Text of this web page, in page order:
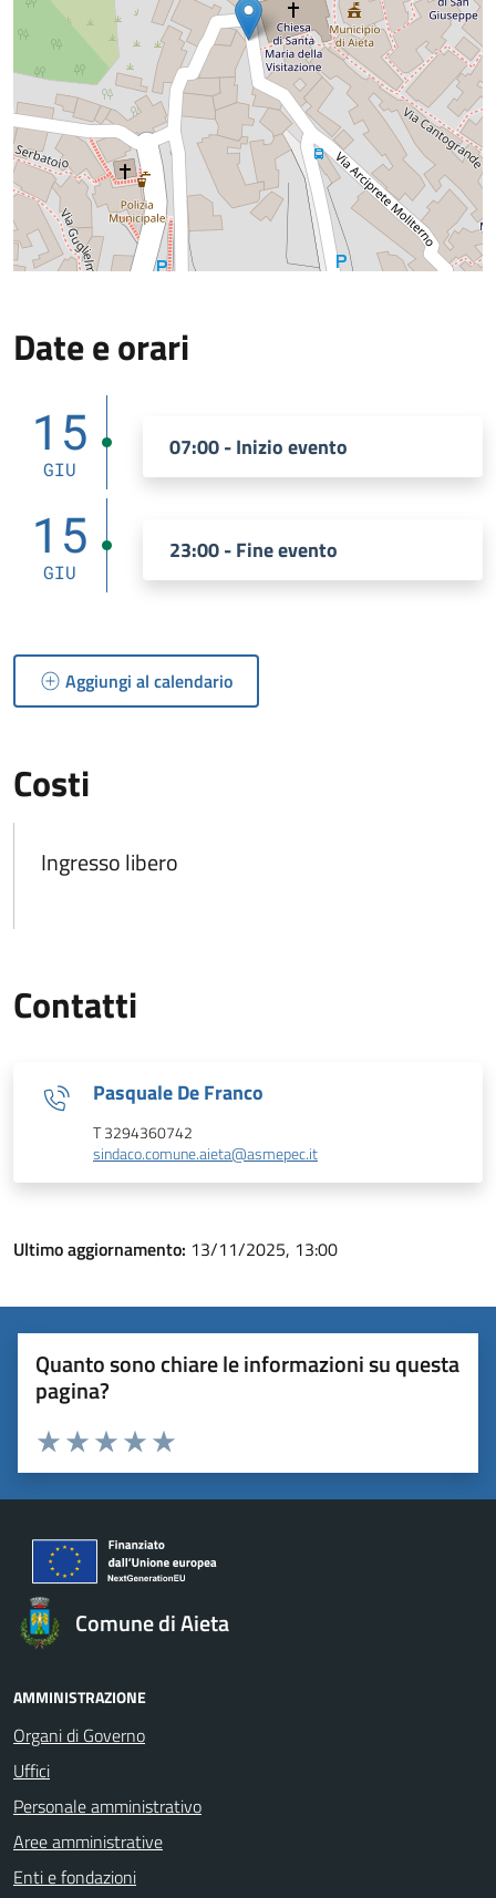
Date e orari
15
GIU
07:00 - Inizio evento
15
GIU
23:00 - Fine evento
Aggiungi al calendario
Costi
Ingresso libero
Contatti
Pasquale De Franco
T 3294360742
sindaco.comune.aieta@asmepec.it
Ultimo aggiornamento: 13/11/2025, 13:00
Quanto sono chiare le informazioni su questa
pagina?
Valuta 5 stelle su 5
Valuta 4 stelle su 5
Valuta 3 stelle su 5
Valuta 2 stelle su 5
Valuta 1 stelle su 5
Comune di Aieta
AMMINISTRAZIONE
Organi di Governo
Uffici
Personale amministrativo
Aree amministrative
Enti e fondazioni